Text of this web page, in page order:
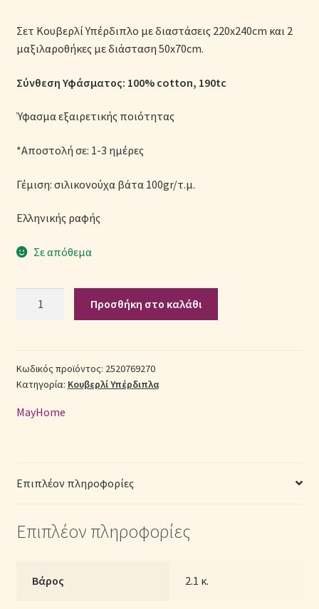
Ολοκλήρωση παραγγελίας
Όροι Χρήσης
Παιδικά Λευκά Είδη
Σύνδεση
Σετ Κουβερλί Υπέρδιπλο με διαστάσεις 220x240cm και 2
μαξιλαροθήκες με διάσταση 50x70cm.
Σύνθεση Υφάσματος: 100% cotton, 190tc
Ύφασμα εξαιρετικής ποιότητας
*Αποστολή σε: 1-3 ημέρες
Γέμιση: σιλικονούχα βάτα 100gr/τ.μ.
Ελληνικής ραφής
Σε απόθεμα
(Π:
220cm
Μ:
Γεωμετρικό
Προσθήκη στο καλάθι
Κωδικός προϊόντος: 2520769270
Κατηγορία: Κουβερλί Υπέρδιπλα
MayHome
Επιπλέον πληροφορίες
Επιπλέον πληροφορίες
Βάρος 2.1 κ.